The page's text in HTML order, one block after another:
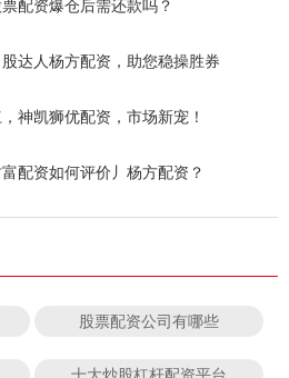
配资爆仓后需还款吗？
达人杨方配资，助您稳操胜券
神凯狮优配资，市场新宠！
配资如何评价丿杨方配资？
股票配资公司有哪些